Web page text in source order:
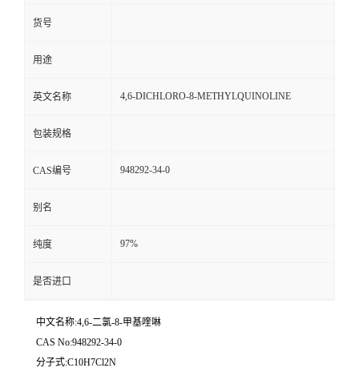
货号
用途
英文名称 4,6-DICHLORO-8-METHYLQUINOLINE
包装规格
CAS编号 948292-34-0
别名
纯度 97%
是否进口
中文名称:4,6-二氯-8-甲基喹啉
CAS No:948292-34-0
分子式:C10H7Cl2N